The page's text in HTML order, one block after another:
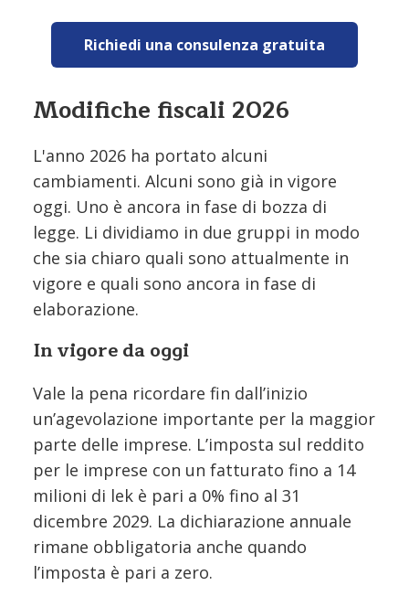
Richiedi una consulenza gratuita
Modifiche fiscali 2026
L'anno 2026 ha portato alcuni
cambiamenti. Alcuni sono già in vigore
oggi. Uno è ancora in fase di bozza di
legge. Li dividiamo in due gruppi in modo
che sia chiaro quali sono attualmente in
vigore e quali sono ancora in fase di
elaborazione.
In vigore da oggi
Vale la pena ricordare fin dall’inizio
un’agevolazione importante per la maggior
parte delle imprese. L’imposta sul reddito
per le imprese con un fatturato fino a 14
milioni di lek è pari a 0% fino al 31
dicembre 2029. La dichiarazione annuale
rimane obbligatoria anche quando
l’imposta è pari a zero.